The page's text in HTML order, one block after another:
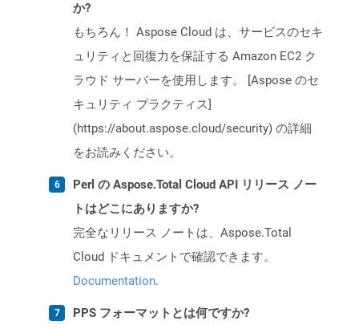
か?
もちろん！ Aspose Cloud は、サービスのセキ
ュリティと回復力を保証する Amazon EC2 ク
ラウド サーバーを使用します。 [Aspose のセ
キュリティ プラクティス]
(https://about.aspose.cloud/security) の詳細
をお読みください。
Perl の Aspose.Total Cloud API リリース ノー
トはどこにありますか?
完全なリリース ノートは、Aspose.Total
Cloud ドキュメントで確認できます。
Documentation.
PPS フォーマットとは何ですか?